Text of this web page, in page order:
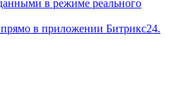
в режиме реального
в приложении Битрикс24.